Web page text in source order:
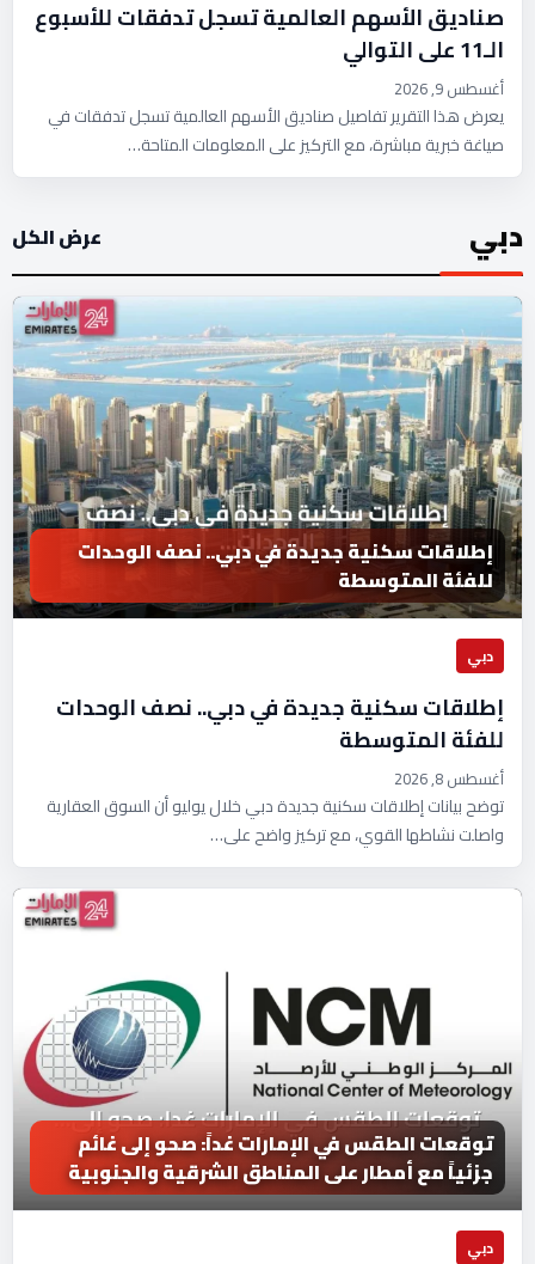
صناديق الأسهم العالمية تسجل تدفقات للأسبوع
الـ11 على التوالي
أغسطس 9, 2026
يعرض هذا التقرير تفاصيل صناديق الأسهم العالمية تسجل تدفقات في
صياغة خبرية مباشرة، مع التركيز على المعلومات المتاحة…
دبي عرض الكل
إطلاقات سكنية جديدة في دبي.. نصف الوحدات
للفئة المتوسطة
دبي
إطلاقات سكنية جديدة في دبي.. نصف الوحدات
للفئة المتوسطة
أغسطس 8, 2026
توضح بيانات إطلاقات سكنية جديدة دبي خلال يوليو أن السوق العقارية
واصلت نشاطها القوي، مع تركيز واضح على…
توقعات الطقس في الإمارات غداً: صحو إلى غائم
جزئياً مع أمطار على المناطق الشرقية والجنوبية
دبي